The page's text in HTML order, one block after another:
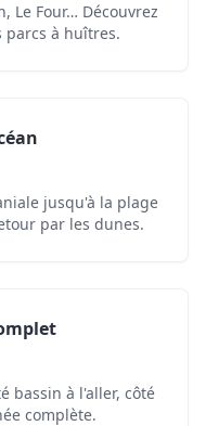
Le Four… Découvrez
parcs à huîtres.
jusqu'à la plage
par les dunes.
bassin à l'aller, côté
complète.